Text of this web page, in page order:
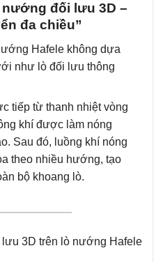
đối lưu 3D –
đa chiều”
Hafele không dựa
như lò đối lưu thông
tiếp từ thanh nhiệt vòng
khí được làm nóng
Sau đó, luồng khí nóng
theo nhiều hướng, tạo
bộ khoang lò.